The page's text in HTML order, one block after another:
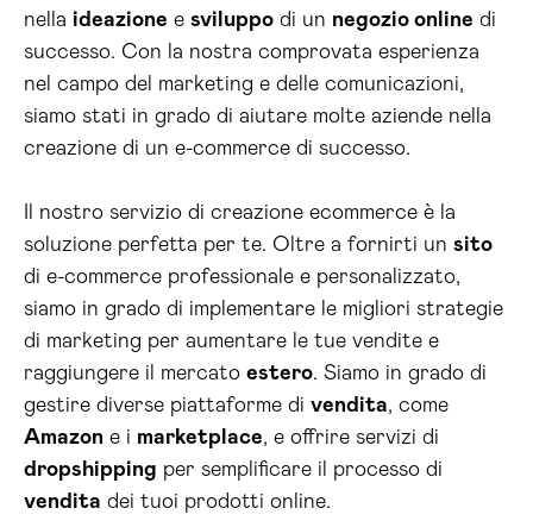
nella ideazione e sviluppo di un negozio online di
successo. Con la nostra comprovata esperienza
nel campo del marketing e delle comunicazioni,
siamo stati in grado di aiutare molte aziende nella
creazione di un e-commerce di successo.
Il nostro servizio di creazione ecommerce è la
soluzione perfetta per te. Oltre a fornirti un sito
di e-commerce professionale e personalizzato,
siamo in grado di implementare le migliori strategie
di marketing per aumentare le tue vendite e
raggiungere il mercato estero. Siamo in grado di
gestire diverse piattaforme di vendita, come
Amazon e i marketplace, e offrire servizi di
dropshipping per semplificare il processo di
vendita dei tuoi prodotti online.